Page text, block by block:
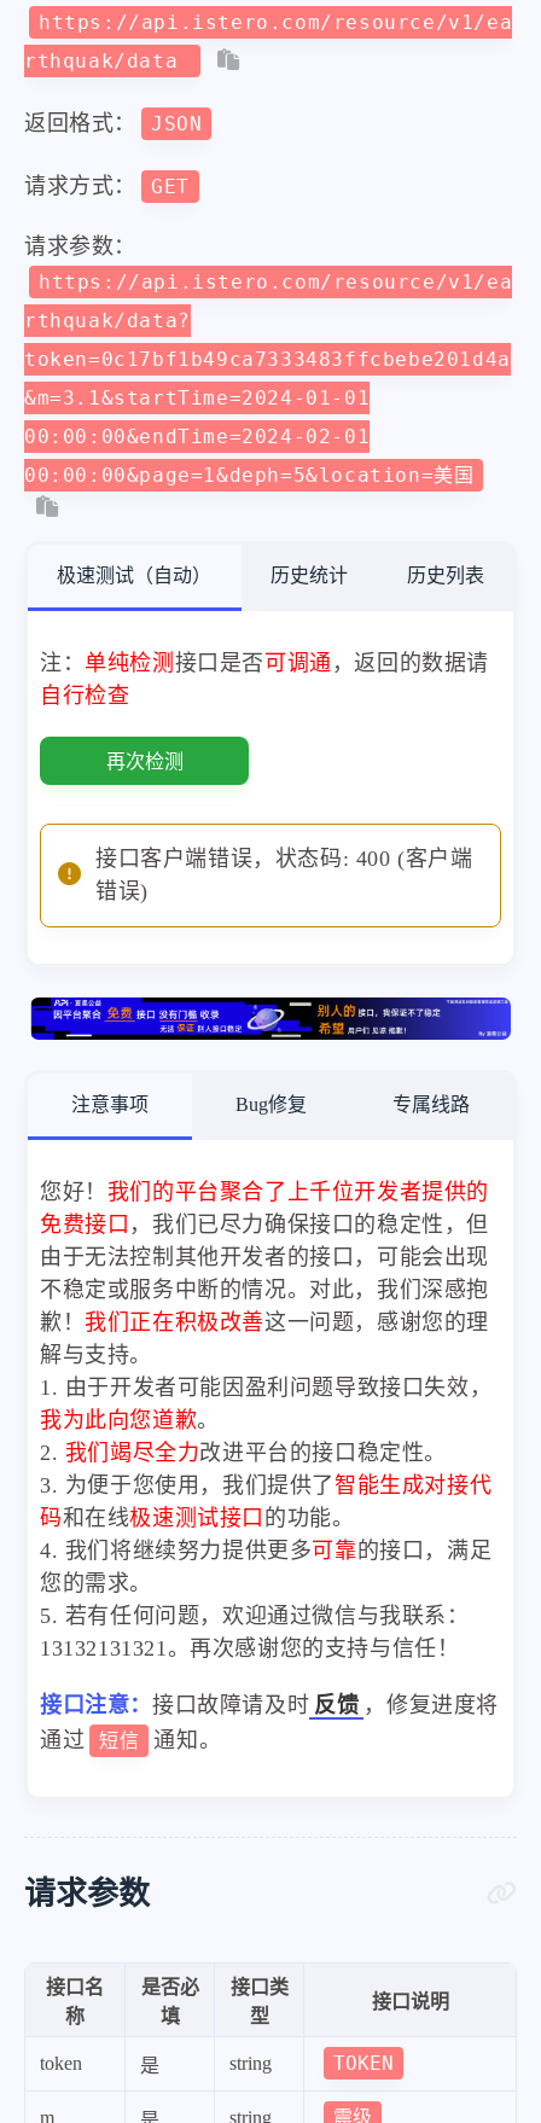
https://api.istero.com/resource/v1/ea
rthquak/data
返回格式： JSON
请求方式： GET
请求参数：
https://api.istero.com/resource/v1/ea
rthquak/data?
token=0c17bf1b49ca7333483ffcbebe201d4a
&m=3.1&startTime=2024-01-01
00:00:00&endTime=2024-02-01
00:00:00&page=1&deph=5&location=美国
极速测试（自动） 历史统计 历史列表
注： 单纯检测 接口是否 可调通 ，返回的数据请
自行检查
再次检测
接口客户端错误，状态码: 400 (客户端
错误)
注意事项 Bug修复 专属线路
您好！ 我们的平台聚合了上千位开发者提供的
免费接口 ，我们已尽力确保接口的稳定性，但
由于无法控制其他开发者的接口，可能会出现
不稳定或服务中断的情况。对此，我们深感抱
歉！ 我们正在积极改善这一问题，感谢您的理
解与支持。
1. 由于开发者可能因盈利问题导致接口失效，
我为此向您道歉。
2. 我们竭尽全力改进平台的接口稳定性。
3. 为便于您使用，我们提供了智能生成对接代
码和在线极速测试接口 的功能。
4. 我们将继续努力提供更多可靠的接口，满足
您的需求。
5. 若有任何问题，欢迎通过微信与我联系：
13132131321。再次感谢您的支持与信任！
接口注意： 接口故障请及时 反馈 ，修复进度将
通过
短信 通知。
请求参数
接口名
称
是否必
填
接口类
型
接口说明
token 是 string TOKEN
m string 震级